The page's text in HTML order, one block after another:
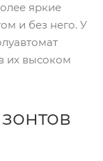
яркие
и без него. У
их высоком